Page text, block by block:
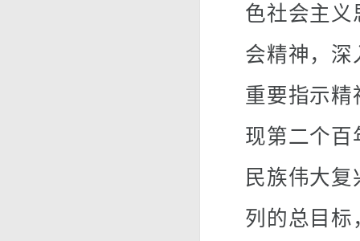
色社会主义
会精神，深
重要指示精
现第二个百
民族伟大
列的总目标